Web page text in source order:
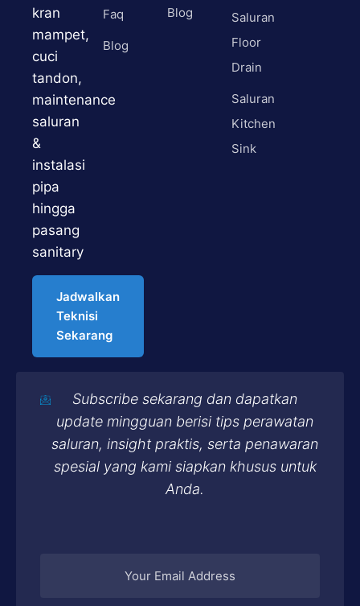
kran
mampet,
cuci
tandon,
maintenance
saluran
&
instalasi
pipa
hingga
pasang
sanitary
Jadwalkan
Teknisi
Sekarang
Faq
Blog
Blog
Saluran
Floor
Drain
Saluran
Kitchen
Sink
Subscribe sekarang dan dapatkan
update mingguan berisi tips perawatan
saluran, insight praktis, serta penawaran
spesial yang kami siapkan khusus untuk
Anda.